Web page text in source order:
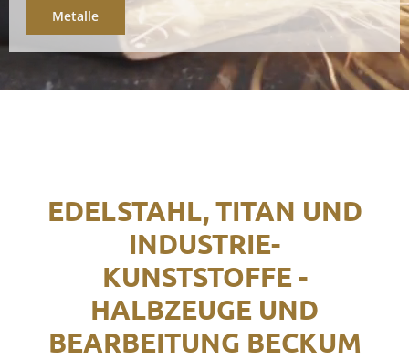
Metalle
EDELSTAHL, TITAN UND
INDUSTRIE-
KUNSTSTOFFE -
HALBZEUGE UND
BEARBEITUNG BECKUM